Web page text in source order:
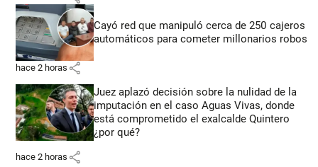
Cayó red que manipuló cerca de 250 cajeros
automáticos para cometer millonarios robos
hace 2 horas share
Juez aplazó decisión sobre la nulidad de la
imputación en el caso Aguas Vivas, donde
está comprometido el exalcalde Quintero
¿por qué?
hace 2 horas share